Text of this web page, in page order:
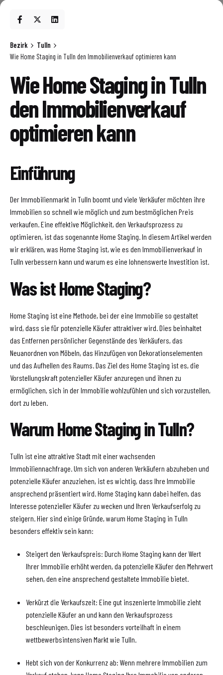
Bezirk
Tulln
Wie Home Staging in Tulln den Immobilienverkauf optimieren kann
Wie Home Staging in Tulln
den Immobilienverkauf
optimieren kann
Einführung
Der Immobilienmarkt in Tulln boomt und viele Verkäufer möchten ihre
Immobilien so schnell wie möglich und zum bestmöglichen Preis
verkaufen. Eine effektive Möglichkeit, den Verkaufsprozess zu
optimieren, ist das sogenannte Home Staging. In diesem Artikel werden
wir erklären, was Home Staging ist, wie es den Immobilienverkauf in
Tulln verbessern kann und warum es eine lohnenswerte Investition ist.
Was ist Home Staging?
Home Staging ist eine Methode, bei der eine Immobilie so gestaltet
wird, dass sie für potenzielle Käufer attraktiver wird. Dies beinhaltet
das Entfernen persönlicher Gegenstände des Verkäufers, das
Neuanordnen von Möbeln, das Hinzufügen von Dekorationselementen
und das Aufhellen des Raums. Das Ziel des Home Staging ist es, die
Vorstellungskraft potenzieller Käufer anzuregen und ihnen zu
ermöglichen, sich in der Immobilie wohlzufühlen und sich vorzustellen,
dort zu leben.
Warum Home Staging in Tulln?
Tulln ist eine attraktive Stadt mit einer wachsenden
Immobiliennachfrage. Um sich von anderen Verkäufern abzuheben und
potenzielle Käufer anzuziehen, ist es wichtig, dass Ihre Immobilie
ansprechend präsentiert wird. Home Staging kann dabei helfen, das
Interesse potenzieller Käufer zu wecken und Ihren Verkaufserfolg zu
steigern. Hier sind einige Gründe, warum Home Staging in Tulln
besonders effektiv sein kann:
Steigert den Verkaufspreis: Durch Home Staging kann der Wert
Ihrer Immobilie erhöht werden, da potenzielle Käufer den Mehrwert
sehen, den eine ansprechend gestaltete Immobilie bietet.
Verkürzt die Verkaufszeit: Eine gut inszenierte Immobilie zieht
potenzielle Käufer an und kann den Verkaufsprozess
beschleunigen. Dies ist besonders vorteilhaft in einem
wettbewerbsintensiven Markt wie Tulln.
Hebt sich von der Konkurrenz ab: Wenn mehrere Immobilien zum